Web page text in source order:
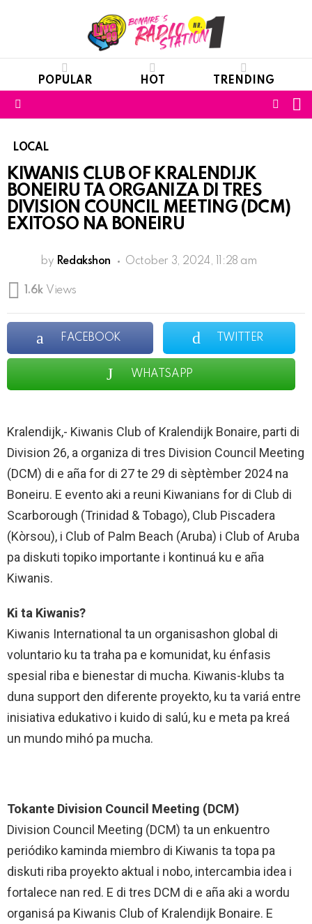
POPULAR HOT TRENDING
LOCAL
KIWANIS CLUB OF KRALENDIJK
BONEIRU TA ORGANIZA DI TRES
DIVISION COUNCIL MEETING (DCM)
EXITOSO NA BONEIRU
by Redakshon October 3, 2024, 11:28 am
1.6k Views
FACEBOOK TWITTER
WHATSAPP
Kralendijk,- Kiwanis Club of Kralendijk Bonaire, parti di
Division 26, a organiza di tres Division Council Meeting
(DCM) di e aña for di 27 te 29 di sèptèmber 2024 na
Boneiru. E evento aki a reuni Kiwanians for di Club di
Scarborough (Trinidad & Tobago), Club Piscadera
(Kòrsou), i Club of Palm Beach (Aruba) i Club of Aruba
pa diskuti topiko importante i kontinuá ku e aña
Kiwanis.
Ki ta Kiwanis?
Kiwanis International ta un organisashon global di
voluntario ku ta traha pa e komunidat, ku énfasis
spesial riba e bienestar di mucha. Kiwanis-klubs ta
duna support den diferente proyekto, ku ta variá entre
inisiativa edukativo i kuido di salú, ku e meta pa kreá
un mundo mihó pa mucha.
Tokante Division Council Meeting (DCM)
Division Council Meeting (DCM) ta un enkuentro
periódiko kaminda miembro di Kiwanis ta topa pa
diskuti riba proyekto aktual i nobo, intercambia idea i
fortalece nan red. E di tres DCM di e aña aki a wordu
organisá pa Kiwanis Club of Kralendijk Bonaire. E